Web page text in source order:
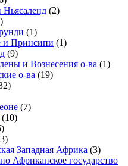
Ньясаленд (2)
(1)
и Принсипи (1)
(9)
и Вознесения о-ва (1)
о-ва (19)
(7)
(10)
Западная Африка (3)
Африканское государство